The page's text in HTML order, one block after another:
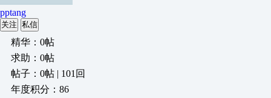
pptang
关注 私信
精华：0帖
求助：0帖
帖子：0帖 | 101回
年度积分：86